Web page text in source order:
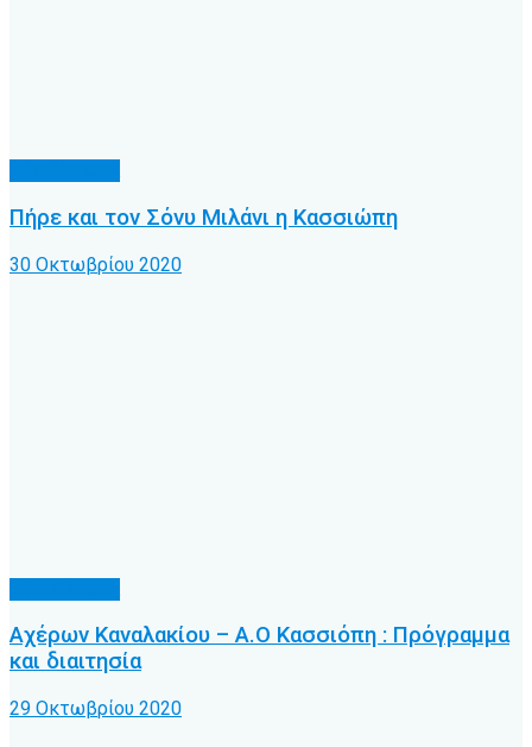
Πήρε και τον Σόνυ Μιλάνι η Κασσιώπη
30 Οκτωβρίου 2020
Αχέρων Καναλακίου – Α.Ο Κασσιόπη : Πρόγραμμα
και διαιτησία
29 Οκτωβρίου 2020